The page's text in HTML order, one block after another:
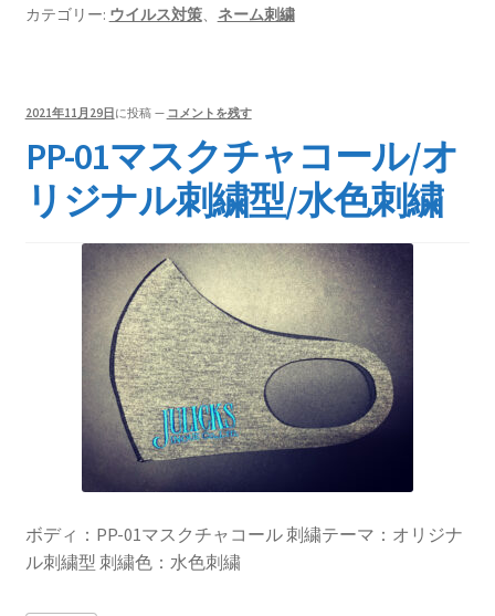
カテゴリー: ウイルス対策、 ネーム刺繍
2021年11月29日 に投稿 — コメントを残す
PP-01マスクチャコール/オ
リジナル刺繍型/水色刺繍
ボディ：PP-01マスクチャコール 刺繍テーマ：オリジナ
ル刺繍型 刺繍色：水色刺繍